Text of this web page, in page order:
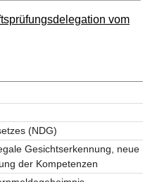
vom
(NDG)
Gesichtserkennung, neue
der Kompetenzen